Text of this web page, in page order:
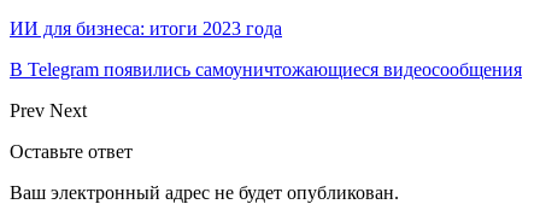
ИИ для бизнеса: итоги 2023 года
В Telegram появились самоуничтожающиеся видеосообщения
Prev Next
Оставьте ответ
Ваш электронный адрес не будет опубликован.